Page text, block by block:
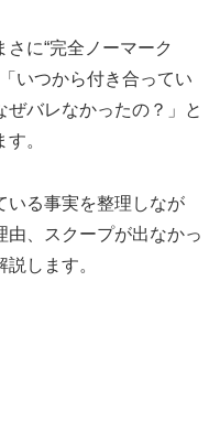
に“完全ノーマーク
いつから付き合ってい
バレなかったの？」と
。
いる事実を整理しなが
由、スクープが出なかっ
します。